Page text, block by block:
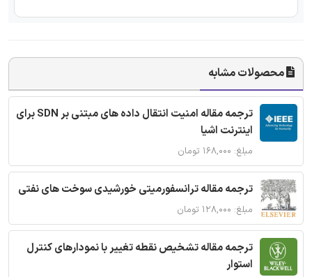
محصولات مشابه
ترجمه مقاله امنیت انتقال داده های مبتنی بر SDN برای
اینترنت اشیا
مبلغ: ۱۶۸,۰۰۰ تومان
ترجمه مقاله ترانسفورمیتی خورشیدی سوخت های نفتی
مبلغ: ۱۲۸,۰۰۰ تومان
ترجمه مقاله تشخیص نقطه تغییر با نمودارهای کنترل
استوار